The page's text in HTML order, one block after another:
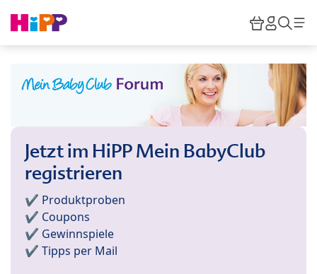
HiPP
Jetzt im HiPP Mein BabyClub
registrieren
✔️ Produktproben
✔️ Coupons
✔️ Gewinnspiele
✔️ Tipps per Mail